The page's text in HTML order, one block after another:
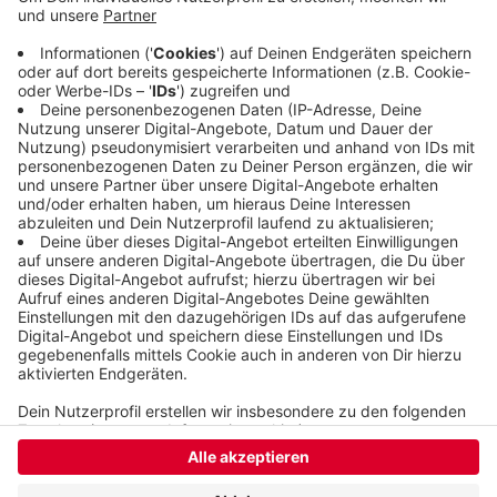
Termine gibt es von nächste Woche Montag bis
zum 02. Dezember. Das Laub muss zum
vereinbarten Temrin in Säcken vor das Haus
gestellt werden. Der Service kostet nichts.
Veröffentlicht:Montag, 10.10.2022 14:33
Anzeige
Anzeige